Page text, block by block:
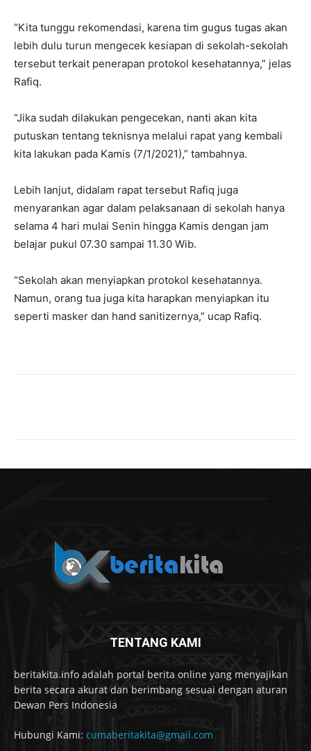
“Kita tunggu rekomendasi, karena tim gugus tugas akan
lebih dulu turun mengecek kesiapan di sekolah-sekolah
tersebut terkait penerapan protokol kesehatannya,” jelas
Rafiq.
“Jika sudah dilakukan pengecekan, nanti akan kita
putuskan tentang teknisnya melalui rapat yang kembali
kita lakukan pada Kamis (7/1/2021),” tambahnya.
Lebih lanjut, didalam rapat tersebut Rafiq juga
menyarankan agar dalam pelaksanaan di sekolah hanya
selama 4 hari mulai Senin hingga Kamis dengan jam
belajar pukul 07.30 sampai 11.30 Wib.
“Sekolah akan menyiapkan protokol kesehatannya.
Namun, orang tua juga kita harapkan menyiapkan itu
seperti masker dan hand sanitizernya,” ucap Rafiq.
TENTANG KAMI
beritakita.info adalah portal berita online yang menyajikan
berita secara akurat dan berimbang sesuai dengan aturan
Dewan Pers Indonesia
Hubungi Kami: cumaberitakita@gmail.com